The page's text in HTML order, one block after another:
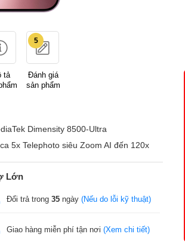
tả
5
Đánh giá
sản phẩm
Dimensity 8500-Ultra
5x Telephoto siêu Zoom AI đến 120x
Lớn
Đổi trả trong 35ngày (Nếu do lỗi kỹ thuật)
Giao hàng miễn phí tận nơi (Xem chi tiết)